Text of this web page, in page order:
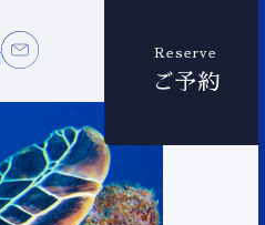
Reserve
ご予約